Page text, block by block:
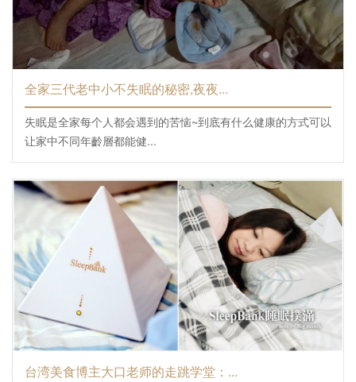
全家三代老中小不失眠的秘密,夜夜...
失眠是全家每个人都会遇到的苦恼~到底有什么健康的方式可以
让家中不同年齡層都能健...
台湾美食博主大口老师的走跳学堂：...